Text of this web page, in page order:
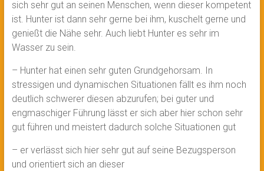
sich sehr gut an seinen Menschen, wenn dieser kompetent
ist. Hunter ist dann sehr gerne bei ihm, kuschelt gerne und
genießt die Nähe sehr. Auch liebt Hunter es sehr im
Wasser zu sein.
– Hunter hat einen sehr guten Grundgehorsam. In
stressigen und dynamischen Situationen fällt es ihm noch
deutlich schwerer diesen abzurufen; bei guter und
engmaschiger Führung lässt er sich aber hier schon sehr
gut führen und meistert dadurch solche Situationen gut
– ⁠er verlässt sich hier sehr gut auf seine Bezugsperson
und orientiert sich an dieser